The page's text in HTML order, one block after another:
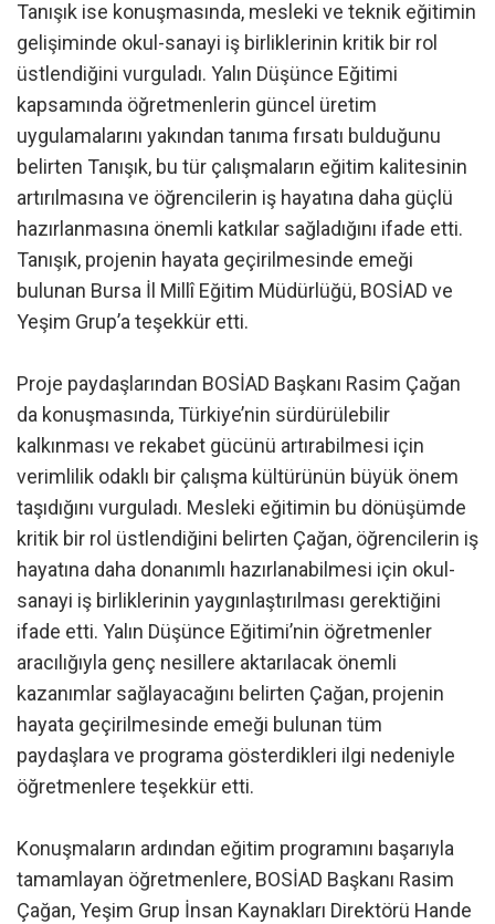
Tanışık ise konuşmasında, mesleki ve teknik eğitimin
gelişiminde okul-sanayi iş birliklerinin kritik bir rol
üstlendiğini vurguladı. Yalın Düşünce Eğitimi
kapsamında öğretmenlerin güncel üretim
uygulamalarını yakından tanıma fırsatı bulduğunu
belirten Tanışık, bu tür çalışmaların eğitim kalitesinin
artırılmasına ve öğrencilerin iş hayatına daha güçlü
hazırlanmasına önemli katkılar sağladığını ifade etti.
Tanışık, projenin hayata geçirilmesinde emeği
bulunan Bursa İl Millî Eğitim Müdürlüğü, BOSİAD ve
Yeşim Grup’a teşekkür etti.
Proje paydaşlarından BOSİAD Başkanı Rasim Çağan
da konuşmasında, Türkiye’nin sürdürülebilir
kalkınması ve rekabet gücünü artırabilmesi için
verimlilik odaklı bir çalışma kültürünün büyük önem
taşıdığını vurguladı. Mesleki eğitimin bu dönüşümde
kritik bir rol üstlendiğini belirten Çağan, öğrencilerin iş
hayatına daha donanımlı hazırlanabilmesi için okul-
sanayi iş birliklerinin yaygınlaştırılması gerektiğini
ifade etti. Yalın Düşünce Eğitimi’nin öğretmenler
aracılığıyla genç nesillere aktarılacak önemli
kazanımlar sağlayacağını belirten Çağan, projenin
hayata geçirilmesinde emeği bulunan tüm
paydaşlara ve programa gösterdikleri ilgi nedeniyle
öğretmenlere teşekkür etti.
Konuşmaların ardından eğitim programını başarıyla
tamamlayan öğretmenlere, BOSİAD Başkanı Rasim
Çağan, Yeşim Grup İnsan Kaynakları Direktörü Hande